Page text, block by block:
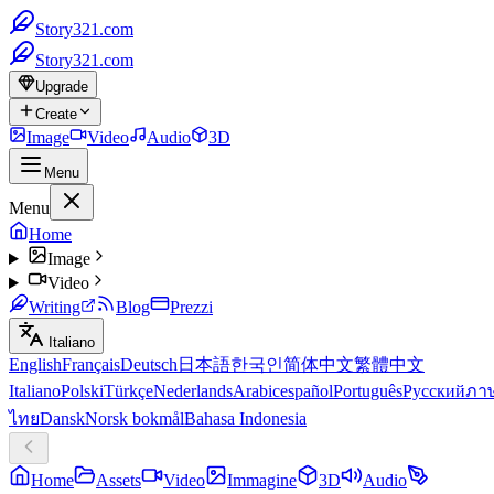
Story321.com
Story321.com
Upgrade
Create
Image Video Audio 3D
Menu
Menu
Home
Image
Video
Writing
Blog Prezzi
Italiano
EnglishFrançaisDeutsch 日本語한국인简体中文繁體中文
ItalianoPolskiTürkçeNederlandsArabicespañolPortuguêsРусскийภา
ไทยDanskNorsk bokmålBahasa Indonesia
Home Assets Video Immagine 3D
Audio